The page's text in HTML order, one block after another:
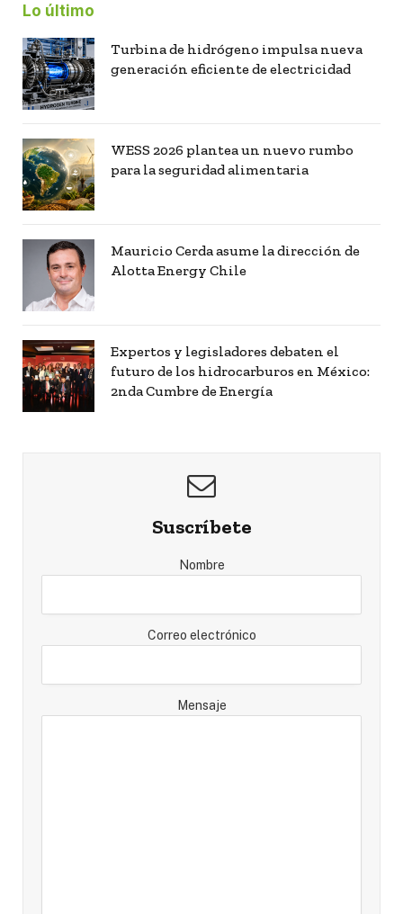
Lo último
Turbina de hidrógeno impulsa nueva
generación eficiente de electricidad
WESS 2026 plantea un nuevo rumbo
para la seguridad alimentaria
Mauricio Cerda asume la dirección de
Alotta Energy Chile
Expertos y legisladores debaten el
futuro de los hidrocarburos en México:
2nda Cumbre de Energía
Suscríbete
Nombre
Correo electrónico
Mensaje